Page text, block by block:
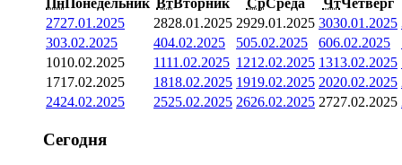
ПнПонедельник ВтВторник СрСреда ЧтЧетверг
2727.01.2025 2828.01.2025 2929.01.2025 3030.01.2025
303.02.2025 404.02.2025 505.02.2025 606.02.2025
1010.02.2025 1111.02.2025 1212.02.2025 1313.02.2025
1717.02.2025 1818.02.2025 1919.02.2025 2020.02.2025
2424.02.2025 2525.02.2025 2626.02.2025 2727.02.2025
Сегодня